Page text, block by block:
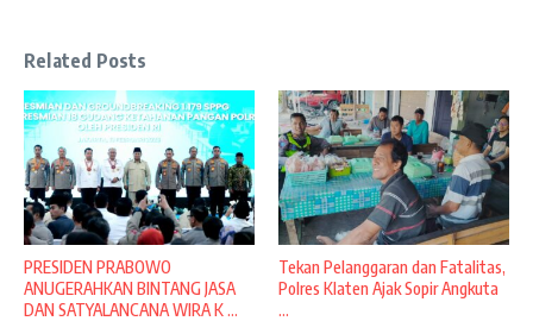
Related Posts
PRESIDEN PRABOWO
ANUGERAHKAN BINTANG JASA
DAN SATYALANCANA WIRA K ...
Tekan Pelanggaran dan Fatalitas,
Polres Klaten Ajak Sopir Angkuta
...